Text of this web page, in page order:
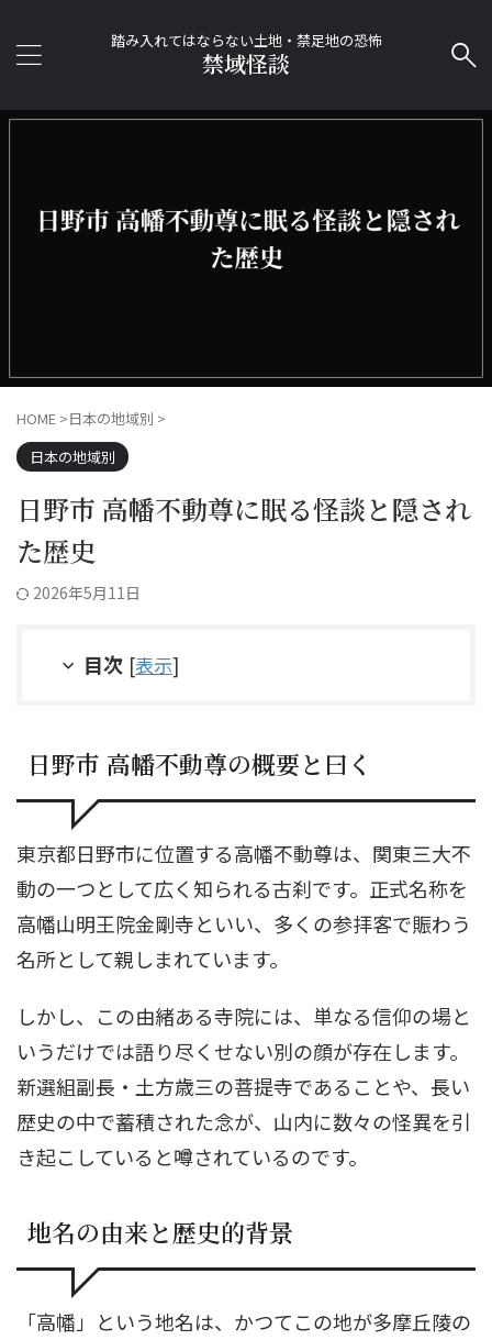
踏み入れてはならない土地・禁足地の恐怖
禁域怪談
HOME >日本の地域別 >
日本の地域別
日野市 高幡不動尊に眠る怪談と隠され
た歴史
2026年5月11日
目次 [表示]
日野市 高幡不動尊の概要と曰く
東京都日野市に位置する高幡不動尊は、関東三大不
動の一つとして広く知られる古刹です。正式名称を
高幡山明王院金剛寺といい、多くの参拝客で賑わう
名所として親しまれています。
しかし、この由緒ある寺院には、単なる信仰の場と
いうだけでは語り尽くせない別の顔が存在します。
新選組副長・土方歳三の菩提寺であることや、長い
歴史の中で蓄積された念が、山内に数々の怪異を引
き起こしていると噂されているのです。
地名の由来と歴史的背景
「高幡」という地名は、かつてこの地が多摩丘陵の